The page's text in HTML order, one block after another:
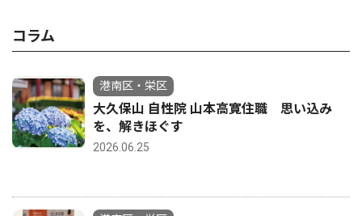
コラム
港南区・栄区
大久保山 自性院 山本高寛住職 思い込み
を、解きほぐす
2026.06.25